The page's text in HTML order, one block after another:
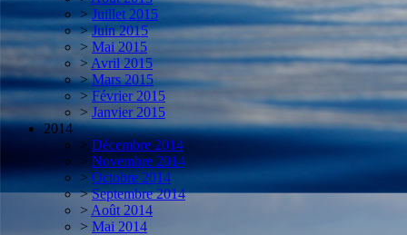
> Juillet 2015
> Juin 2015
> Mai 2015
> Avril 2015
> Mars 2015
> Février 2015
> Janvier 2015
2014
> Décembre 2014
> Novembre 2014
> Octobre 2014
> Septembre 2014
> Août 2014
> Mai 2014